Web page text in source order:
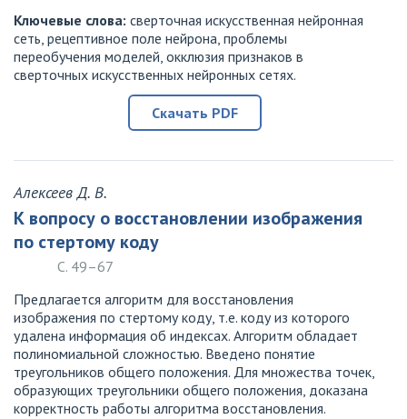
Ключевые слова: сверточная искусственная нейронная
сеть, рецептивное поле нейрона, проблемы
переобучения моделей, окклюзия признаков в
сверточных искусственных нейронных сетях.
Скачать PDF
Алексеев Д. В.
К вопросу о восстановлении изображения
по стертому коду
С. 49–67
Предлагается алгоритм для восстановления
изображения по стертому коду, т.е. коду из которого
удалена информация об индексах. Алгоритм обладает
полиномиальной сложностью. Введено понятие
треугольников общего положения. Для множества точек,
образующих треугольники общего положения, доказана
корректность работы алгоритма восстановления.